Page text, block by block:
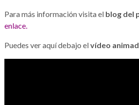
Para más información visita el blog del
enlace.
Puedes ver aquí debajo elvídeo